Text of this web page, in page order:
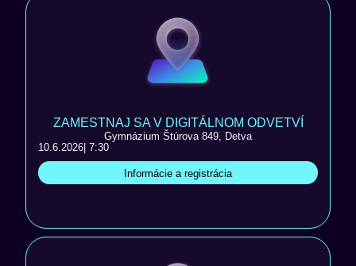
ZAMESTNAJ SA V DIGITÁLNOM ODVETVÍ
Gymnázium Štúrova 849, Detva
10.6.2026 | 7:30
Informácie a registrácia